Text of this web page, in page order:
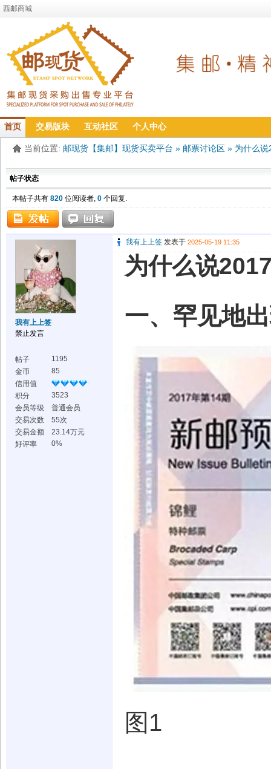
西邮商城
首页 交易版块 互动社区 个人中心
当前位置: 邮现货【集邮】现货买卖平台 » 邮票讨论区 » 为什么
帖子状态
本帖子共有 820 位阅读者, 0 个回复.
我有上上签
禁止发言
帖子
1195
金币
85
信用值
积分
3523
会员等级
普通会员
交易次数
55次
交易金额
23.14万元
好评率
0%
我有上上签 发表于 2025-05-19 11:35
为什么说
一、罕见地
图 1